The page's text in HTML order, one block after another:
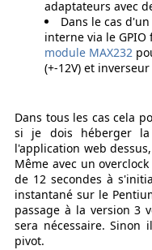
adaptateurs avec
Dans le cas
interne via le
module MAX232
(+-12V) et
Dans tous les cas cela
si je dois héberger la
l'application web
Même avec un
de 12 secondes à
instantané sur le
passage à la version 3
sera nécessaire.
pivot.